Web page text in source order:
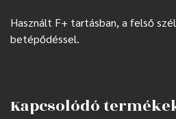
Használt F+ tartásban, a felső
betépődéssel.
Kapcsolódó